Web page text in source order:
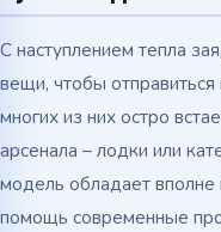
С наступлением тепла
вещи, чтобы
многих из них остро
арсенала – лодки или
модель обладает
помощь современные